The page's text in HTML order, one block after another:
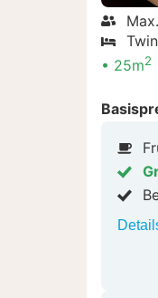
25m2